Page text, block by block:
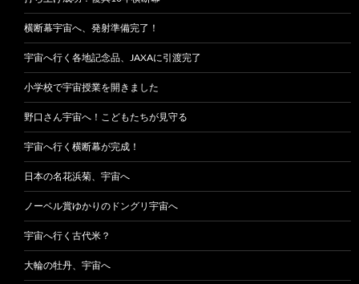
横断幕宇宙へ、発射準備完了！
宇宙へ行く各地記念品、JAXAに引渡完了
小学校で宇宙授業を開きました
野口さん宇宙へ！こどもたちが見守る
宇宙へ行く横断幕が完成！
日本の名花浜菊、宇宙へ
ノーベル賞ゆかりのドングリ宇宙へ
宇宙へ行く古代米？
大輪の牡丹、宇宙へ